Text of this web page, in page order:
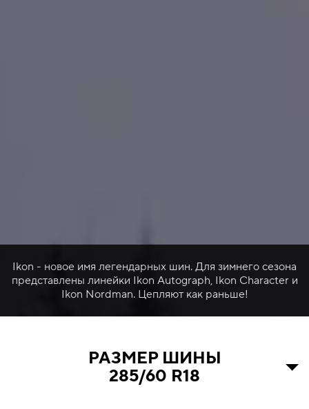
Ikon - новое имя легендарных шин. Для зимнего сезона
представлены линейки Ikon Autograph, Ikon Character и
Ikon Nordman. Цепляют как раньше!
РАЗМЕР ШИНЫ
285/60 R18